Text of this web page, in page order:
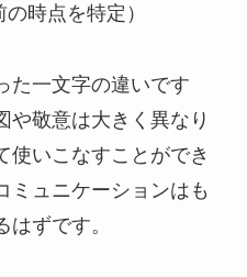
時点を特定）
た一文字の違いです
や敬意は大きく異なり
使いこなすことができ
ミュニケーションはも
ずです。